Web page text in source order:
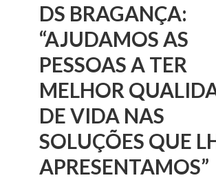
DS BRAGANÇA:
“AJUDAMOS AS
PESSOAS A TER
MELHOR
DE VIDA NAS
SOLUÇÕES QUE
APRESENTAMOS”